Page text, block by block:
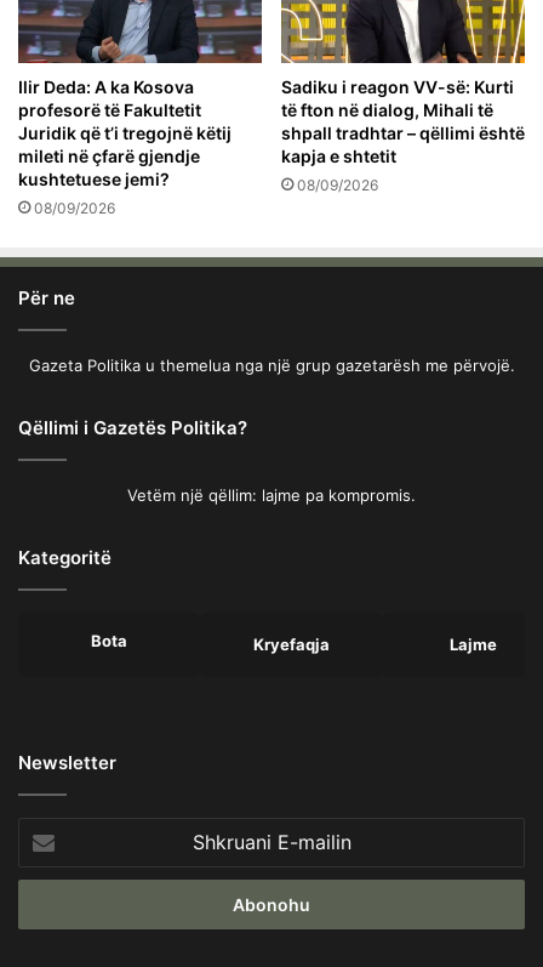
Ilir Deda: A ka Kosova
profesorë të Fakultetit
Juridik që t’i tregojnë këtij
mileti në çfarë gjendje
kushtetuese jemi?
08/09/2026
Sadiku i reagon VV-së: Kurti
të fton në dialog, Mihali të
shpall tradhtar – qëllimi është
kapja e shtetit
08/09/2026
Për ne
Gazeta Politika u themelua nga një grup gazetarësh me përvojë.
Qëllimi i Gazetës Politika?
Vetëm një qëllim: lajme pa kompromis.
Kategoritë
Bota Kryefaqja Lajme
Newsletter
E-
mailin